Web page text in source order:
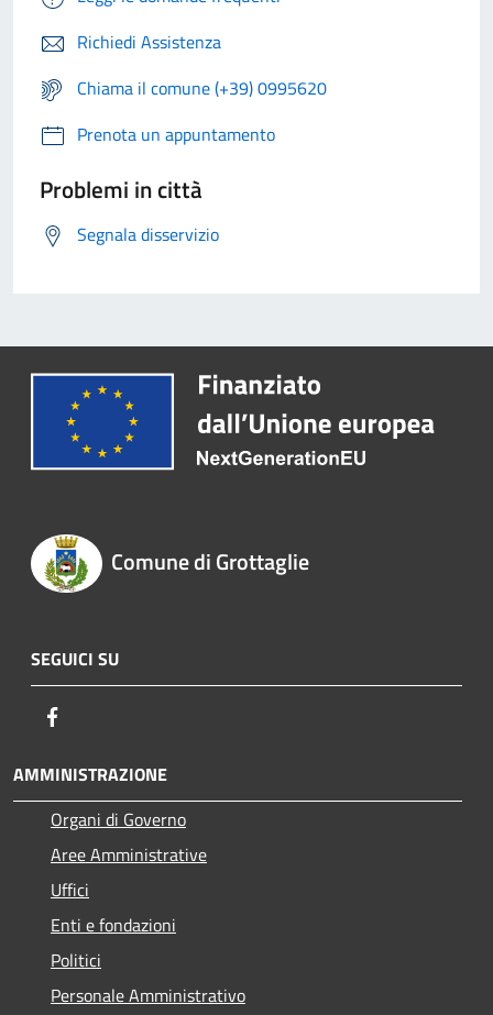
Richiedi Assistenza
Chiama il comune (+39) 0995620
Prenota un appuntamento
Problemi in città
Segnala disservizio
Comune di Grottaglie
SEGUICI SU
AMMINISTRAZIONE
Organi di Governo
Aree Amministrative
Uffici
Enti e fondazioni
Politici
Personale Amministrativo